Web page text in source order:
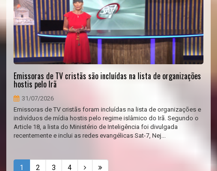
Emissoras de TV cristãs são incluídas na lista de organizações
hostis pelo Irã
31/07/2026
Emissoras de TV cristãs foram incluídas na lista de organizações e
indivíduos de mídia hostis pelo regime islâmico do Irã. Segundo o
Article 18, a lista do Ministério de Inteligência foi divulgada
recentemente e inclui as redes evangélicas Sat-7, Nej...
1 2 3 4